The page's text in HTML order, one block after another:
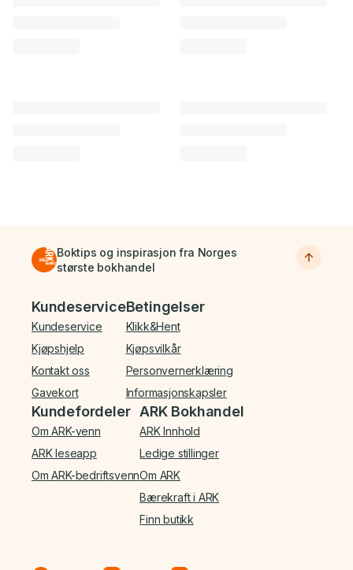
Boktips og inspirasjon fra Norges
største bokhandel
Bunnmeny
Kundeservice
Kundeservice
Kjøpshjelp
Kontakt oss
Gavekort
Betingelser
Klikk&Hent
Kjøpsvilkår
Personvernerklæring
Informasjonskapsler
Kundefordeler
Om ARK-venn
ARK leseapp
Om ARK-bedriftsvenn
ARK Bokhandel
ARK Innhold
Ledige stillinger
Om ARK
Bærekraft i ARK
Finn butikk